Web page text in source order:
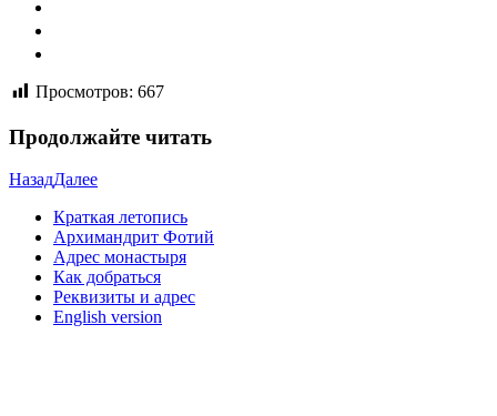
Просмотров: 667
Продолжайте читать
НазадДалее
Краткая летопись
Архимандрит Фотий
Адрес монастыря
Как добраться
Реквизиты и адрес
English version